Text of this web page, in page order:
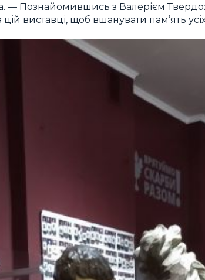
— Познайомившись з Валерієм
виставці, щоб вшанувати пам’ять